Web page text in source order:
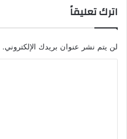
اترك تعليقاً
لن يتم نشر عنوان بريدك الإلكتروني.